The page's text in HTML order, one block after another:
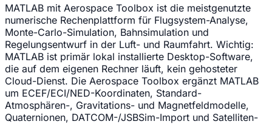
MATLAB mit Aerospace Toolbox ist die meistgenutzte
numerische Rechenplattform für Flugsystem-Analyse,
Monte-Carlo-Simulation, Bahnsimulation und
Regelungsentwurf in der Luft- und Raumfahrt. Wichtig:
MATLAB ist primär lokal installierte Desktop-Software,
die auf dem eigenen Rechner läuft, kein gehosteter
Cloud-Dienst. Die Aerospace Toolbox ergänzt MATLAB
um ECEF/ECI/NED-Koordinaten, Standard-
Atmosphären-, Gravitations- und Magnetfeldmodelle,
Quaternionen, DATCOM-/JSBSim-Import und Satelliten-